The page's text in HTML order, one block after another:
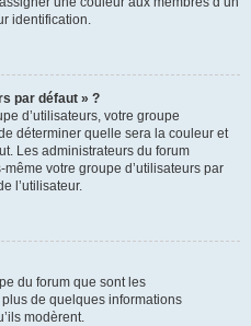
identification.
par défaut » ?
d’utilisateurs, votre groupe
déterminer quelle sera la couleur et
Les administrateurs du forum
votre groupe d’utilisateurs par
l’utilisateur.
du forum que sont les
de quelques informations
modèrent.